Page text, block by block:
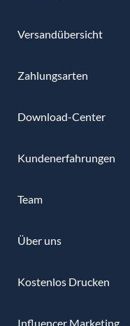
Versandübersicht
Zahlungsarten
Download-Center
Kundenerfahrungen
Team
Über uns
Kostenlos Drucken
Influencer Marketing